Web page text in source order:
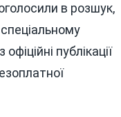
в розшук,
публікації